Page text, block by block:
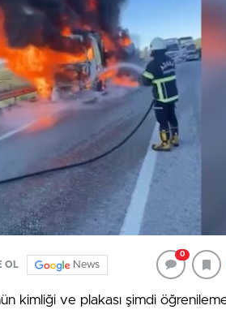
OL News
0
kimliği ve plakası şimdi